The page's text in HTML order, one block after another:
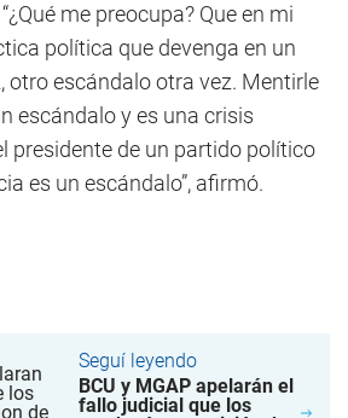
me preocupa? Que en mi
política que devenga en un
otro escándalo otra vez. Mentirle
escándalo y es una crisis
presidente de un partido político
es un escándalo”, afirmó.
Seguí leyendo
BCU y MGAP apelarán el
fallo judicial que los